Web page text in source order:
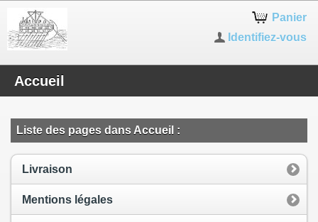
Panier
Identifiez-vous
Accueil
Liste des pages dans Accueil :
Livraison
Mentions légales